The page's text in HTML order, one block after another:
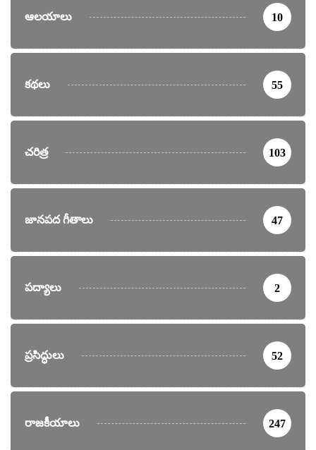
ఆలయాలు 10
కథలు 55
చరిత్ర 103
జానపద గీతాలు 47
పద్యాలు 2
ప్రసిద్ధులు 52
రాజకీయాలు 247